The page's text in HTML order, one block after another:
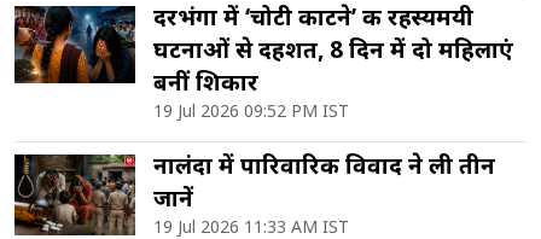
दरभंगा में ‘चोटी काटने’ की रहस्यमयी
घटनाओं से दहशत, 8 दिन में दो महिलाएं
बनीं शिकार
19 Jul 2026 09:52 PM IST
नालंदा में पारिवारिक विवाद ने ली तीन
जानें
19 Jul 2026 11:33 AM IST